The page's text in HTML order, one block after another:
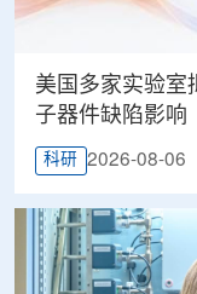
美国多家实验室
子器件缺陷影响
科研 2026-08-06